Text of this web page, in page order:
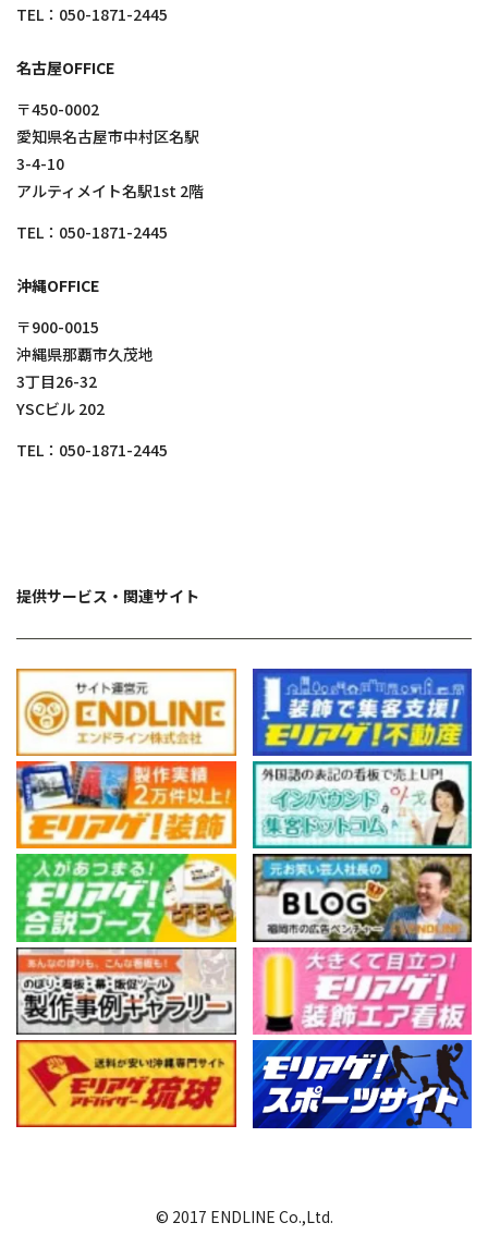
TEL： 050-1871-2445
名古屋OFFICE
〒450-0002
愛知県名古屋市中村区名駅
3-4-10
アルティメイト名駅1st 2階
TEL： 050-1871-2445
沖縄OFFICE
〒900-0015
沖縄県那覇市久茂地
3丁目26-32
YSCビル 202
TEL： 050-1871-2445
提供サービス・関連サイト
© 2017 ENDLINE Co.,Ltd.